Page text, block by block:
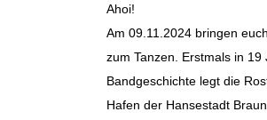
Ahoi!
Am 09.11.2024 bringen
zum Tanzen. Erstmals in 19
Bandgeschichte legt die
Hafen der Hansestadt